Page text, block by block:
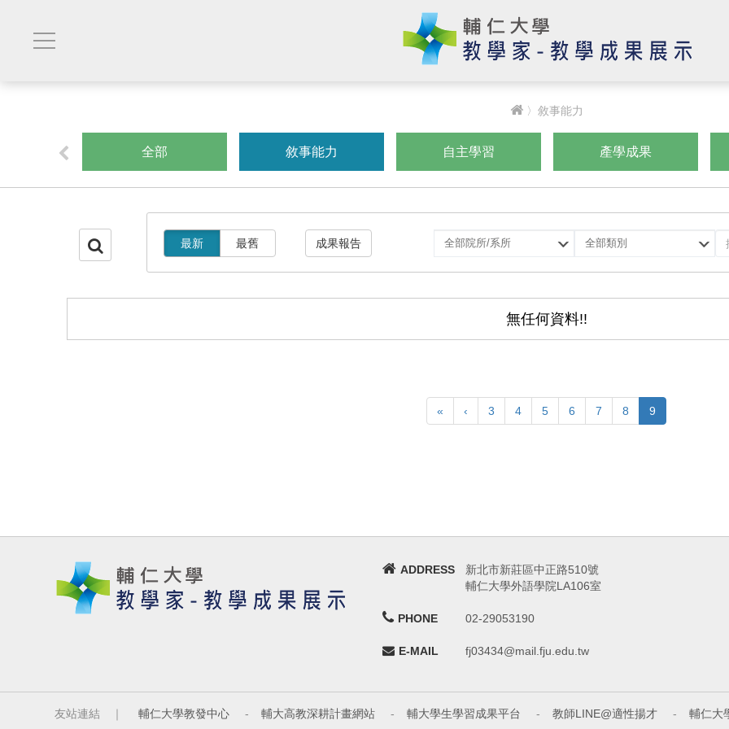
〉敘事能力
全部 敘事能力 自主學習 產學成果
最新 最舊 成果報告
選
院
選
類
無任何資料!!
« ‹ 3 4 5 6 7 8 9
ADDRESS
新北市新莊區中正路510號
輔仁大學外語學院LA106室
PHONE 02-29053190
E-MAIL fj03434@mail.fju.edu.tw
友站連結 ｜ 輔仁大學教發中心 - 輔大高教深耕計畫網站 - 輔大學生學習成果平台 - 教師LINE@適性揚才 - 輔仁大